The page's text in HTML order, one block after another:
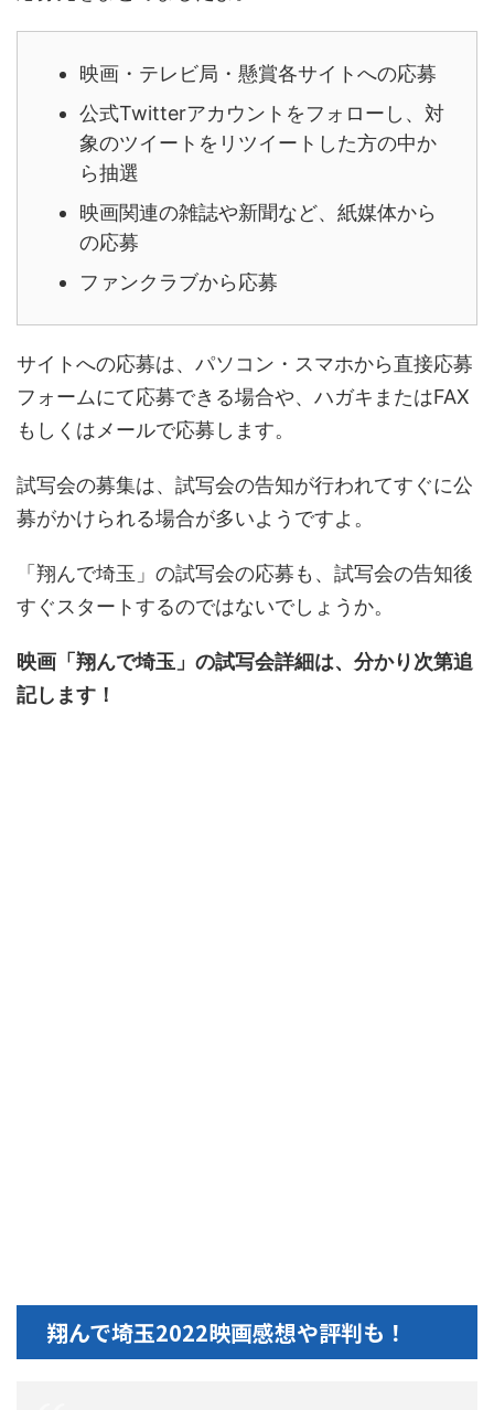
映画・テレビ局・懸賞各サイトへの応募
公式Twitterアカウントをフォローし、対
象のツイートをリツイートした方の中か
ら抽選
映画関連の雑誌や新聞など、紙媒体から
の応募
ファンクラブから応募
サイトへの応募は、パソコン・スマホから直接応募
フォームにて応募できる場合や、ハガキまたはFAX
もしくはメールで応募します。
試写会の募集は、試写会の告知が行われてすぐに公
募がかけられる場合が多いようですよ。
「翔んで埼玉」の試写会の応募も、試写会の告知後
すぐスタートするのではないでしょうか。
映画「翔んで埼玉」の試写会詳細は、分かり次第追
記します！
翔んで埼玉2022映画感想や評判も！